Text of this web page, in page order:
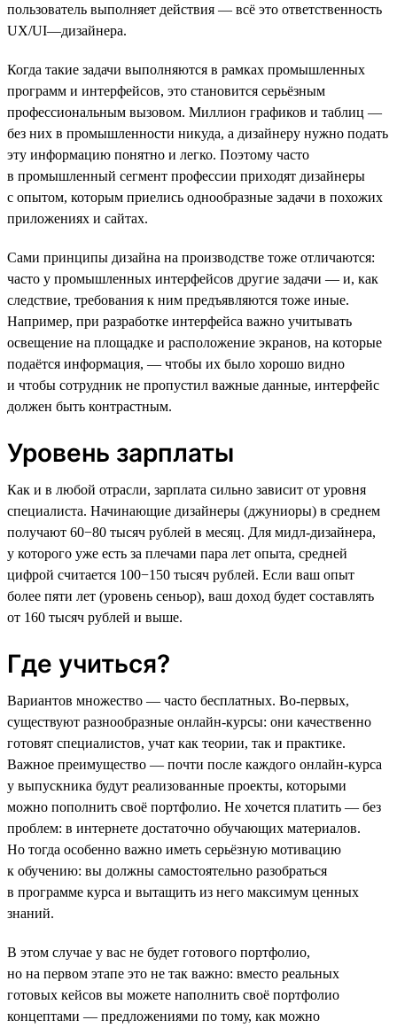
пользователь выполняет действия — всё это ответственность
UX/UI—дизайнера.
Когда такие задачи выполняются в рамках промышленных
программ и интерфейсов, это становится серьёзным
профессиональным вызовом. Миллион графиков и таблиц —
без них в промышленности никуда, а дизайнеру нужно подать
эту информацию понятно и легко. Поэтому часто
в промышленный сегмент профессии приходят дизайнеры
с опытом, которым приелись однообразные задачи в похожих
приложениях и сайтах.
Сами принципы дизайна на производстве тоже отличаются:
часто у промышленных интерфейсов другие задачи — и, как
следствие, требования к ним предъявляются тоже иные.
Например, при разработке интерфейса важно учитывать
освещение на площадке и расположение экранов, на которые
подаётся информация, — чтобы их было хорошо видно
и чтобы сотрудник не пропустил важные данные, интерфейс
должен быть контрастным.
Уровень зарплаты
Как и в любой отрасли, зарплата сильно зависит от уровня
специалиста. Начинающие дизайнеры (джуниоры) в среднем
получают 60−80 тысяч рублей в месяц. Для мидл-дизайнера,
у которого уже есть за плечами пара лет опыта, средней
цифрой считается 100−150 тысяч рублей. Если ваш опыт
более пяти лет (уровень сеньор), ваш доход будет составлять
от 160 тысяч рублей и выше.
Где учиться?
Вариантов множество — часто бесплатных. Во-первых,
существуют разнообразные онлайн-курсы: они качественно
готовят специалистов, учат как теории, так и практике.
Важное преимущество — почти после каждого онлайн-курса
у выпускника будут реализованные проекты, которыми
можно пополнить своё портфолио. Не хочется платить — без
проблем: в интернете достаточно обучающих материалов.
Но тогда особенно важно иметь серьёзную мотивацию
к обучению: вы должны самостоятельно разобраться
в программе курса и вытащить из него максимум ценных
знаний.
В этом случае у вас не будет готового портфолио,
но на первом этапе это не так важно: вместо реальных
готовых кейсов вы можете наполнить своё портфолио
концептами — предложениями по тому, как можно